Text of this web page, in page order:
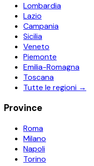
Lombardia
Lazio
Campania
Sicilia
Veneto
Piemonte
Emilia-Romagna
Toscana
Tutte le regioni →
Province
Roma
Milano
Napoli
Torino